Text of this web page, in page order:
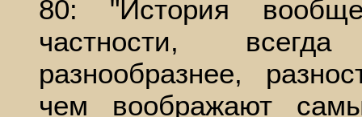
80: "История
частности,
разнообразнее,
чем воображают